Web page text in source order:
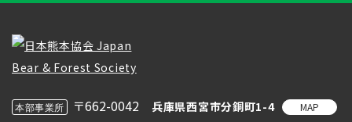
本部事業所 〒662-0042 兵庫県西宮市分銅町1-4 MAP